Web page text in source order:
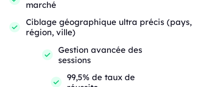
marché
Ciblage géographique ultra précis (pays,
région, ville)
Gestion avancée des
sessions
99,5% de taux de